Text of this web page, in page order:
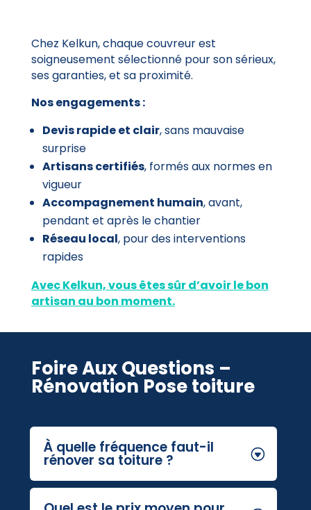
Chez Kelkun, chaque couvreur est
soigneusement sélectionné pour son sérieux,
ses garanties, et sa proximité.
Nos engagements :
Devis rapide et clair, sans mauvaise
surprise
Artisans certifiés, formés aux normes en
vigueur
Accompagnement humain, avant,
pendant et après le chantier
Réseau local, pour des interventions
rapides
Avec Kelkun, vous êtes sûr d’avoir le bon
artisan au bon moment.
Foire Aux Questions –
Rénovation Pose toiture
À quelle fréquence faut-il
rénover sa toiture ?